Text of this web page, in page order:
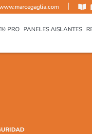
|
PRO PANELES AISLANTES